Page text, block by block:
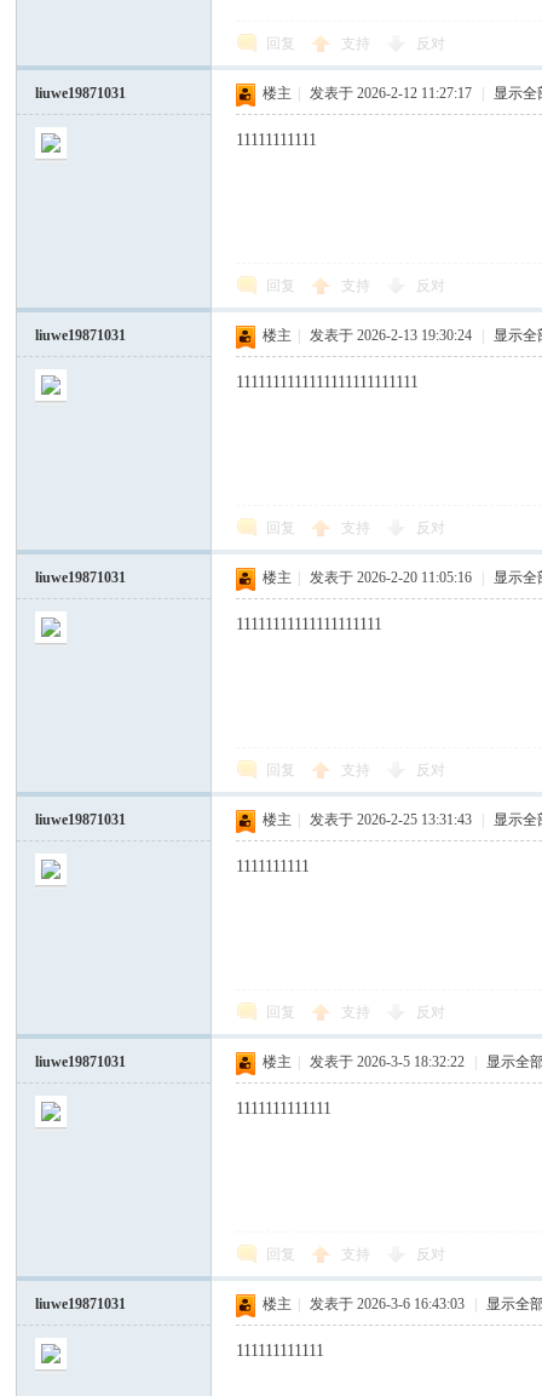
回复 支持 反对
liuwe19871031 楼主 发表于 2026-2-12 11:27:17 显示全
11111111111
回复 支持 反对
liuwe19871031 楼主 发表于 2026-2-13 19:30:24 显示全
1111111111111111111111111
回复 支持 反对
liuwe19871031 楼主 发表于 2026-2-20 11:05:16 显示全
11111111111111111111
回复 支持 反对
liuwe19871031 楼主 发表于 2026-2-25 13:31:43 显示全
1111111111
回复 支持 反对
liuwe19871031 楼主 发表于 2026-3-5 18:32:22 显示全
1111111111111
回复 支持 反对
liuwe19871031 楼主 发表于 2026-3-6 16:43:03 显示全
111111111111